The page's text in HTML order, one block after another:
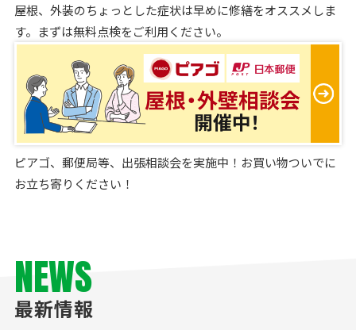
屋根、外装のちょっとした症状は早めに修繕をオススメしま
す。まずは無料点検をご利用ください。
ピアゴ、郵便局等、出張相談会を実施中！お買い物ついでに
お立ち寄りください！
NEWS
最新情報